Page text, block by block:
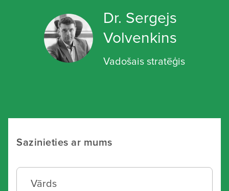
Dr. Sergejs
Volvenkins
Vadošais stratēģis
Sazinieties ar mums